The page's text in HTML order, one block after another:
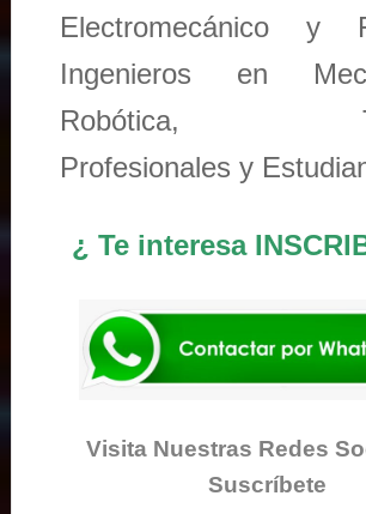
Electromecánico y
Ingenieros en
Robótica,
Profesionales y
¿ Te interesa
Visita Nuestras Redes
Suscríbete